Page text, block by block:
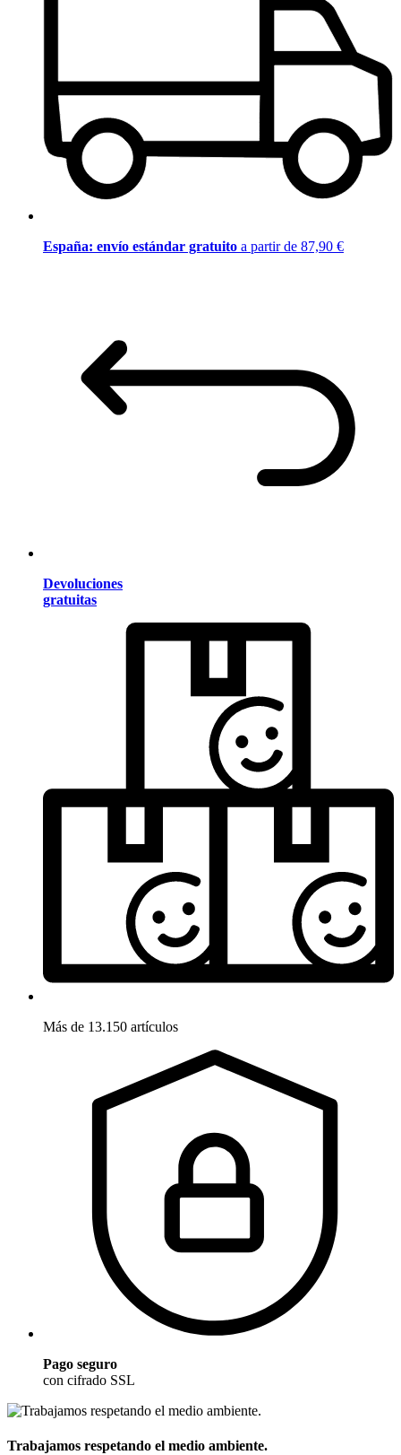
España: envío estándar gratuito a partir de 87,90 €
Devoluciones
gratuitas
Más de 13.150 artículos
Pago seguro
con cifrado SSL
Trabajamos respetando el medio ambiente.